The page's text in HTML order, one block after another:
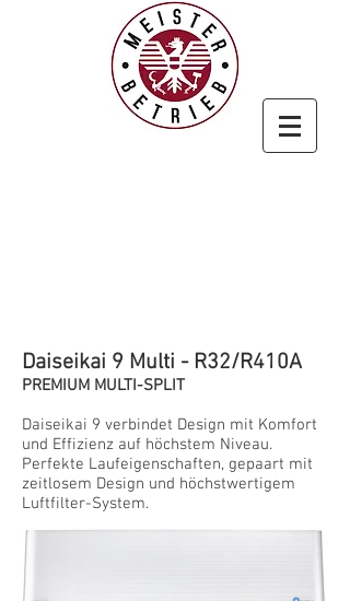
Daiseikai 9 Multi - R32/R410A
PREMIUM MULTI-SPLIT
Daiseikai 9 verbindet Design mit Komfort
und Effizienz auf höchstem Niveau.
Perfekte Laufeigenschaften, gepaart mit
zeitlosem Design und höchstwertigem
Luftfilter-System.